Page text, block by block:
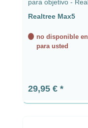
para objetivo -
Realtree Max5
no disponible
para usted
Precio normal:
29,95 €